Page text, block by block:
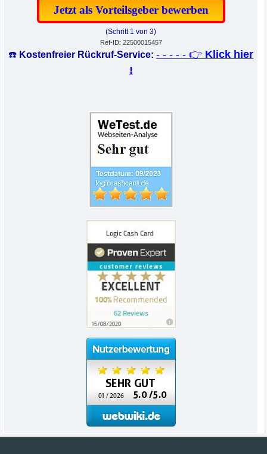
Jetzt als Vorteilsgeber bewerben
(Schritt 1 von 3)
Ref-ID: 22500015457
☎️ Kostenfreier Rückruf-Service: - - - - - 👉 Klick hier
!